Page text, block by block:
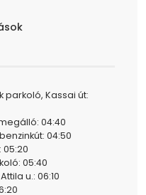
parkoló, Kassai út:
04:40
04:50
05:20
05:40
u.: 06:10